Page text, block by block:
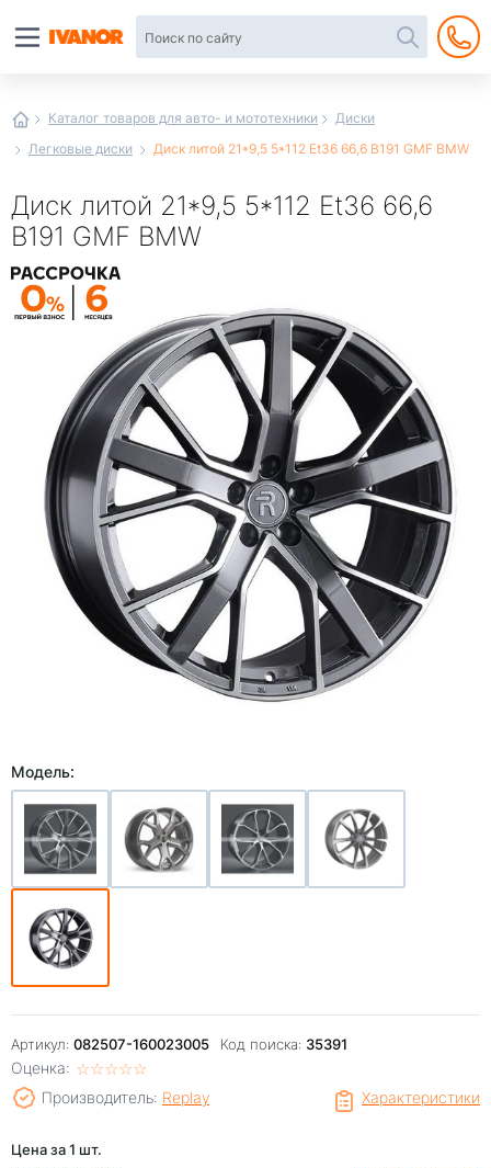
Каталог товаров для авто- и мототехники
Диски
Легковые диски
Диск литой 21*9,5 5*112 Et36 66,6 B191 GMF BMW
Диск литой 21*9,5 5*112 Et36 66,6
B191 GMF BMW
Модель:
Артикул: 082507-160023005 Код поиска: 35391
Оценка: ☆☆☆☆☆
★★★★★
Характеристики
Производитель: Replay
Цена за 1 шт.
интернет-